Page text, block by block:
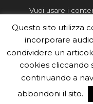
Vuoi usare i
Informativa sulla
Informatva sui
Per la rubrica de
inviarci le tue foto
redazione.edu
il form
Questo sito utilizza
incorporare
condividere un
cookies
continuando a
abbondoni il sito.